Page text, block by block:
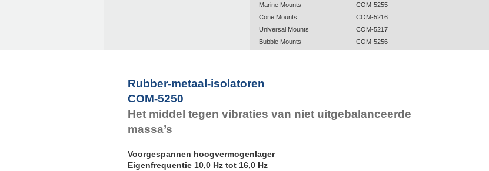
Marine Mounts
Cone Mounts
Universal Mounts
Bubble Mounts
COM-5255
COM-5216
COM-5217
COM-5256
Rubber-metaal-isolatoren
COM-5250
Het middel tegen vibraties van niet uitgebalanceerde
massa’s
Voorgespannen hoogvermogenlager
Eigenfrequentie 10,0 Hz tot 16,0 Hz